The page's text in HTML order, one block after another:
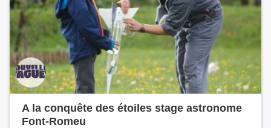
A la conquête des étoiles stage astronome
Font-Romeu